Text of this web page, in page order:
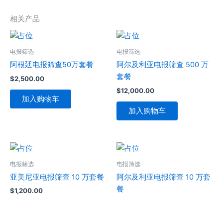
相关产品
电报筛选
阿根廷电报筛查50万套餐
$2,500.00
加入购物车
电报筛选
阿尔及利亚电报筛查 500 万
套餐
$12,000.00
加入购物车
电报筛选
亚美尼亚电报筛查 10 万套餐
$1,200.00
电报筛选
阿尔及利亚电报筛查 10 万套
餐